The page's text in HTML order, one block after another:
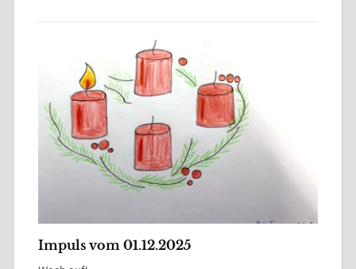
Impuls vom 01.12.2025